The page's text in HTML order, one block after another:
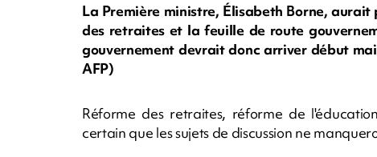
La Première ministre, Élisabeth Borne,
des retraites et la feuille de route
gouvernement devrait donc arriver début
AFP)
Réforme des retraites, réforme de
certain que les sujets de discussion ne